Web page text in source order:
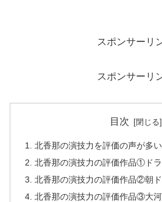
スポンサーリ
スポンサーリ
目次
北香那の演技力を評価の声が多
北香那の演技力の評価作品①ドラ
北香那の演技力の評価作品②朝ド
北香那の演技力の評価作品③大